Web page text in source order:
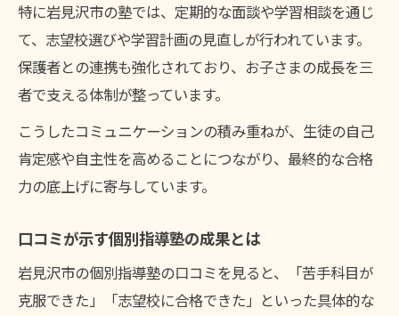
特に岩見沢市の塾では、定期的な面談や学習相談を通じ
て、志望校選びや学習計画の見直しが行われています。
保護者との連携も強化されており、お子さまの成長を三
者で支える体制が整っています。
こうしたコミュニケーションの積み重ねが、生徒の自己
肯定感や自主性を高めることにつながり、最終的な合格
力の底上げに寄与しています。
口コミが示す個別指導塾の成果とは
岩見沢市の個別指導塾の口コミを見ると、「苦手科目が
克服できた」「志望校に合格できた」といった具体的な